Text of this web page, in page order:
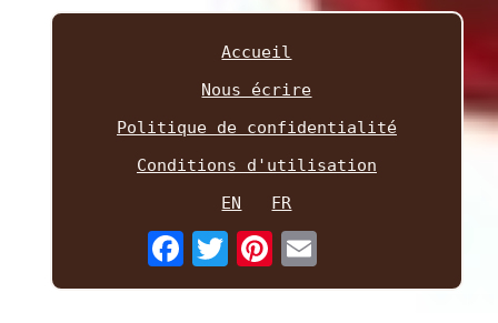
Accueil
Nous écrire
Politique de confidentialité
Conditions d'utilisation
EN
FR